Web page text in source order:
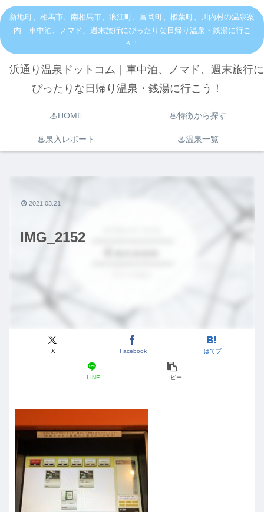
新地町、相馬市、南相馬市、浪江町、富岡町、楢葉町、川内村の温泉案
内｜車中泊、ノマド、週末旅行にぴったりな日帰り温泉・銭湯に行こ
う！
浜通り温泉ドットコム｜車中泊、ノマド、週末旅行に
ぴったりな日帰り温泉・銭湯に行こう！
♨︎HOME ♨︎特徴から探す
♨︎泉入レポート ♨︎温泉一覧
IMG_2152
X Facebook はてブ
LINE コピー
2021.03.21